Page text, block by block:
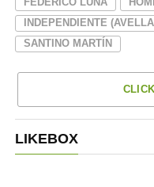
INDEPENDIENTE
SANTINO MARTÍN
LIKEBOX